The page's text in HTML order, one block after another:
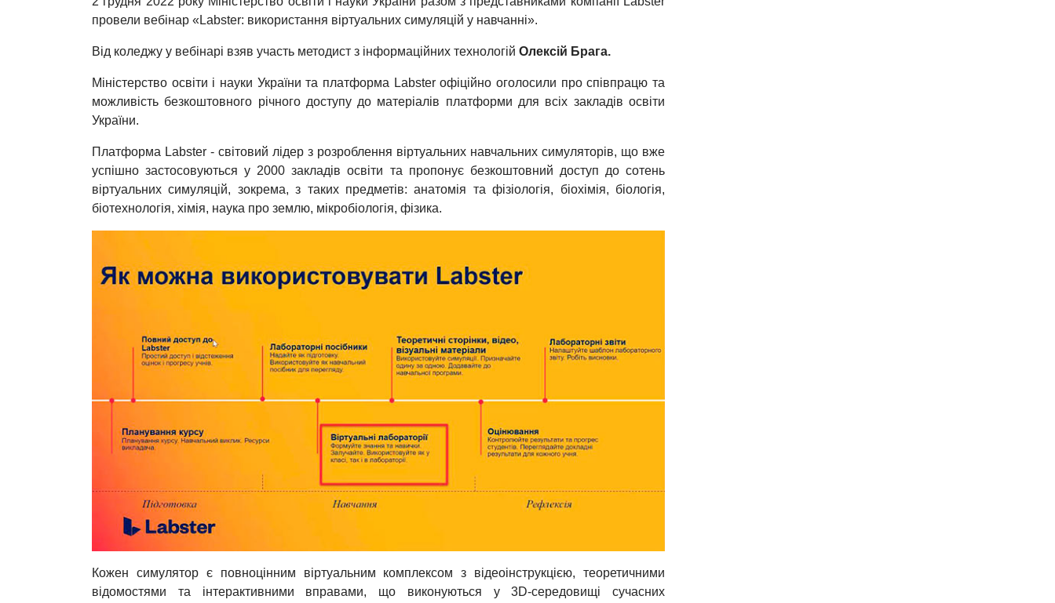
провели вебінар «Labster: використання віртуальних симуляцій у навчанні».
Від коледжу у вебінарі взяв участь методист з інформаційних технологій Олексій Брага.
Міністерство освіти і науки України та платформа Labster офіційно оголосили про співпрацю та
можливість безкоштовного річного доступу до матеріалів платформи для всіх закладів освіти
України.
Платформа Labster - світовий лідер з розроблення віртуальних навчальних симуляторів, що вже
успішно застосовуються у 2000 закладів освіти та пропонує безкоштовний доступ до сотень
віртуальних симуляцій, зокрема, з таких предметів: анатомія та фізіологія, біохімія, біологія,
біотехнологія, хімія, наука про землю, мікробіологія, фізика.
Кожен симулятор є повноцінним віртуальним комплексом з відеоінструкцією, теоретичними
відомостями та інтерактивними вправами, що виконуються у 3D-середовищі сучасних